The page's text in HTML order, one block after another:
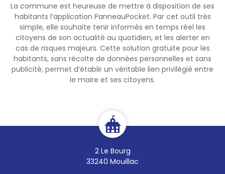
La commune est heureuse de mettre à disposition de ses
habitants l’application PanneauPocket. Par cet outil très
simple, elle souhaite tenir informés en temps réel les
citoyens de son actualité au quotidien, et les alerter en
cas de risques majeurs. Cette solution gratuite pour les
habitants, sans récolte de données personnelles et sans
publicité, permet d’établir un véritable lien privilégié entre
le maire et ses citoyens.
2 Le Bourg
33240 Mouillac